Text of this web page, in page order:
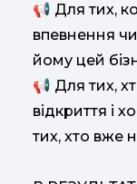
📢 Для тих,
впевнення
йому цей
📢 Для тих,
відкриття і
тих, хто вже